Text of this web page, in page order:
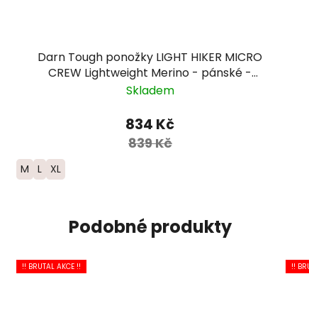
Darn Tough ponožky LIGHT HIKER MICRO
CREW Lightweight Merino - pánské -
hnědá/modrá
Skladem
834 Kč
839 Kč
M L XL
Podobné produkty
!! BRUTAL AKCE !! !!